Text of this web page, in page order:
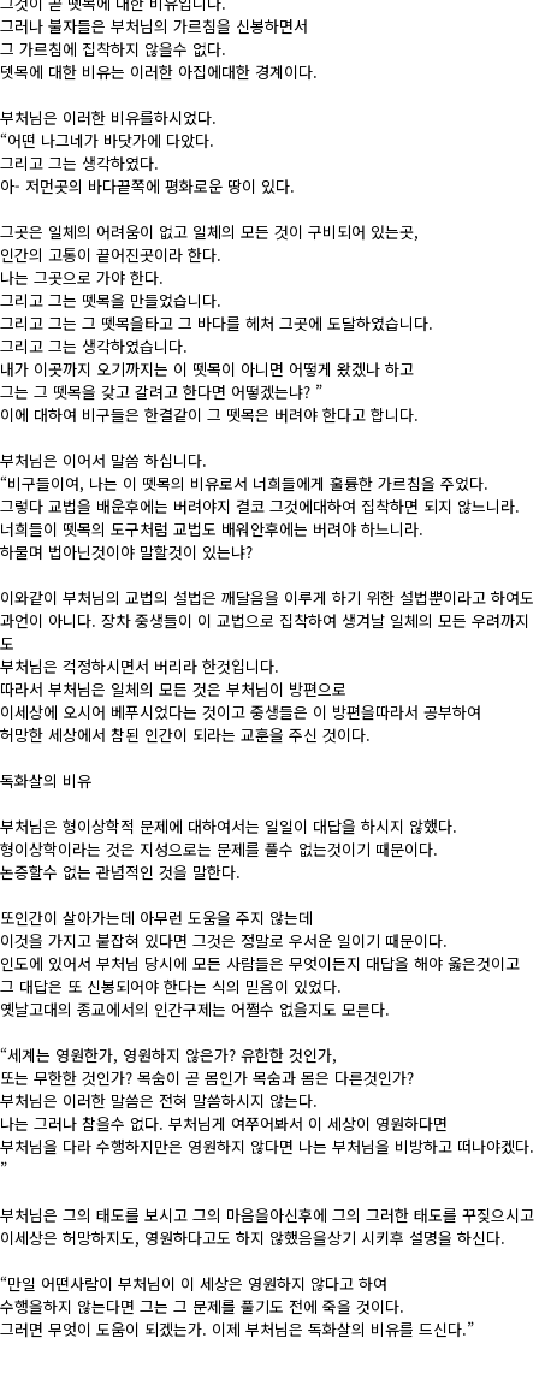
그러나 불자들은 부처님의 가르침을 신봉하면서
그 가르침에 집착하지 않을수 없다.
뎃목에 대한 비유는 이러한 아집에대한 경계이다.
부처님은 이러한 비유를하시었다.
“어떤 나그네가 바닷가에 다았다.
그리고 그는 생각하였다.
아- 저먼곳의 바다끝쪽에 평화로운 땅이 있다.
그곳은 일체의 어려움이 없고 일체의 모든 것이 구비되어 있는곳,
인간의 고통이 끝어진곳이라 한다.
나는 그곳으로 가야 한다.
그리고 그는 뗏목을 만들었습니다.
그리고 그는 그 뗏목을타고 그 바다를 헤처 그곳에 도달하였습니다.
그리고 그는 생각하였습니다.
내가 이곳까지 오기까지는 이 뗏목이 아니면 어떻게 왔겠나 하고
그는 그 뗏목을 갖고 갈려고 한다면 어떻겠는냐? ”
이에 대하여 비구들은 한결같이 그 뗏목은 버려야 한다고 합니다.
부처님은 이어서 말씀 하십니다.
“비구들이여, 나는 이 뗏목의 비유로서 너희들에게 훌륭한 가르침을 주었다.
그렇다 교법을 배운후에는 버려야지 결코 그것에대하여 집착하면 되지 않느니라.
너희들이 뗏목의 도구처럼 교법도 배워안후에는 버려야 하느니라.
하물며 법아닌것이야 말할것이 있는냐?
이와같이 부처님의 교법의 설법은 깨달음을 이루게 하기 위한 설법뿐이라고 하여도
과언이 아니다. 장차 중생들이 이 교법으로 집착하여 생겨날 일체의 모든 우려까지
도
부처님은 걱정하시면서 버리라 한것입니다.
따라서 부처님은 일체의 모든 것은 부처님이 방편으로
이세상에 오시어 베푸시었다는 것이고 중생들은 이 방편을따라서 공부하여
허망한 세상에서 참된 인간이 되라는 교훈을 주신 것이다.
독화살의 비유
부처님은 형이상학적 문제에 대하여서는 일일이 대답을 하시지 않했다.
형이상학이라는 것은 지성으로는 문제를 풀수 없는것이기 때문이다.
논증할수 없는 관념적인 것을 말한다.
또인간이 살아가는데 아무런 도움을 주지 않는데
이것을 가지고 붙잡혀 있다면 그것은 정말로 우서운 일이기 때문이다.
인도에 있어서 부처님 당시에 모든 사람들은 무엇이든지 대답을 해야 옳은것이고
그 대답은 또 신봉되어야 한다는 식의 믿음이 있었다.
옛날고대의 종교에서의 인간구제는 어쩔수 없을지도 모른다.
“세계는 영원한가, 영원하지 않은가? 유한한 것인가,
또는 무한한 것인가? 목숨이 곧 몸인가 목숨과 몸은 다른것인가?
부처님은 이러한 말씀은 전혀 말씀하시지 않는다.
나는 그러나 참을수 없다. 부처님게 여쭈어봐서 이 세상이 영원하다면
부처님을 다라 수행하지만은 영원하지 않다면 나는 부처님을 비방하고 떠나야겠다.
”
부처님은 그의 태도를 보시고 그의 마음을아신후에 그의 그러한 태도를 꾸짖으시고
이세상은 허망하지도, 영원하다고도 하지 않했음을상기 시키후 설명을 하신다.
“만일 어떤사람이 부처님이 이 세상은 영원하지 않다고 하여
수행을하지 않는다면 그는 그 문제를 풀기도 전에 죽을 것이다.
그러면 무엇이 도움이 되겠는가. 이제 부처님은 독화살의 비유를 드신다.”